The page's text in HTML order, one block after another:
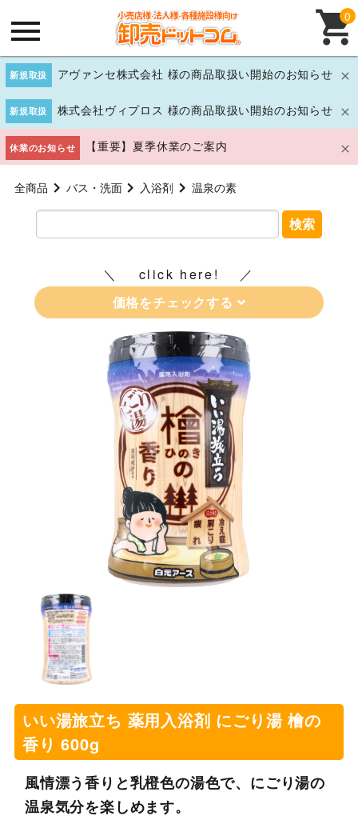
新規取扱 アヴァンセ株式会社 様の商品取扱い開始のお知らせ
新規取扱 株式会社ヴィプロス 様の商品取扱い開始のお知らせ
休業のお知らせ 【重要】夏季休業のご案内
0
全商品 バス・洗面 入浴剤 温泉の素
検索
click here!
価格をチェックする
いい湯旅立ち 薬用入浴剤 にごり湯 檜の
香り 600g
風情漂う香りと乳橙色の湯色で、にごり湯の
温泉気分を楽しめます。